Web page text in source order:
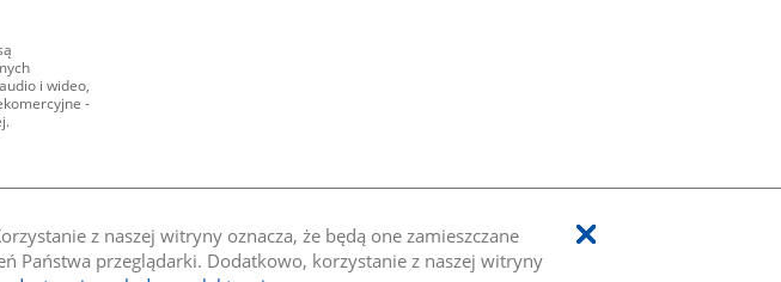
z naszej witryny oznacza, że będą one zamieszczane
Państwa przeglądarki. Dodatkowo, korzystanie z naszej witryny
i wideo,
-